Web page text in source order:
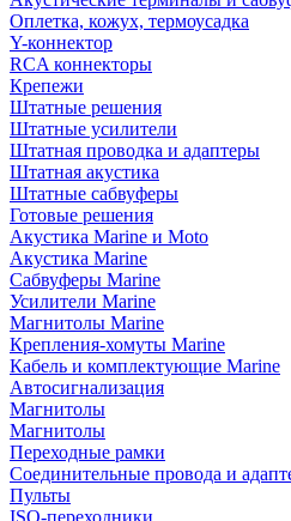
Оплетка, кожух, термоусадка
Y-коннектор
RCA коннекторы
Крепежи
Штатные решения
Штатные усилители
Штатная проводка и адаптеры
Штатная акустика
Штатные сабвуферы
Готовые решения
Акустика Marine и Moto
Акустика Marine
Сабвуферы Marine
Усилители Marine
Магнитолы Marine
Крепления-хомуты Marine
Кабель и комплектующие Marine
Автосигнализация
Магнитолы
Магнитолы
Переходные рамки
Соединительные провода и
Пульты
ISO-переходники